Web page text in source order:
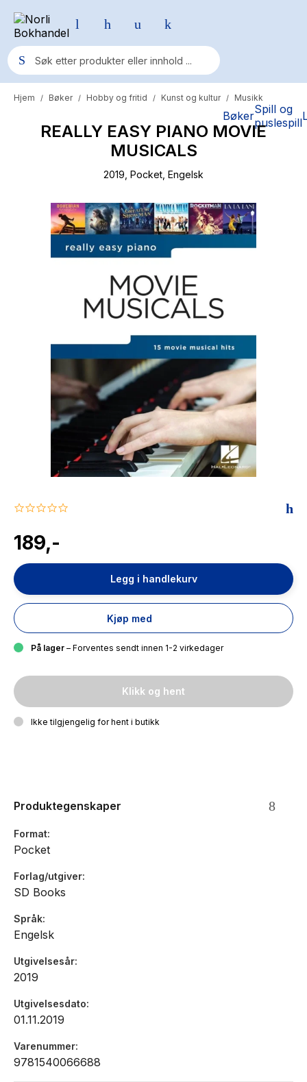
BøkerSpill og
puslespill
Populære søk
Pokemon
Fury Bound - Sable Sorensen
Yesteryear
Elizabeth Strout
Hitster
Hypopressiv trening
The Housemaid
Hjem / Bøker / Hobby og fritid / Kunst og kultur / Musikk
REALLY EASY PIANO MOVIE
MUSICALS
2019 , Pocket , Engelsk
0.0
rating
189,-
Legg i handlekurv
Kjøp med
På lager – Forventes sendt innen 1-2 virkedager
Klikk og hent
Ikke tilgjengelig for hent i butikk
Produktegenskaper
Format
Pocket
Forlag/utgiver
SD Books
Språk
Engelsk
Utgivelsesår
2019
Utgivelsesdato
01.11.2019
Varenummer
9781540066688